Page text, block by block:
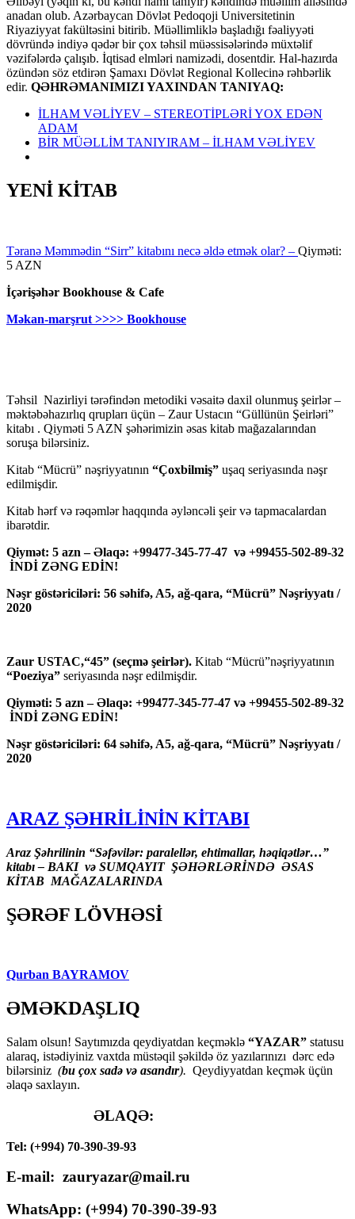
anadan olub. Azərbaycan Dövlət Pedoqoji Universitetinin
Riyaziyyat fakültəsini bitirib. Müəllimliklə başladığı fəaliyyəti
dövründə indiyə qədər bir çox təhsil müəssisələrində müxtəlif
vəzifələrdə çalışıb. İqtisad elmləri namizədi, dosentdir. Hal-hazırda
özündən söz etdirən Şamaxı Dövlət Regional Kollecinə rəhbərlik
edir. QƏHRƏMANIMIZI YAXINDAN TANIYAQ:
İLHAM VƏLİYEV – STEREOTİPLƏRİ YOX EDƏN
ADAM
BİR MÜƏLLİM TANIYIRAM – İLHAM VƏLİYEV
YENİ KİTAB
Təranə Məmmədin “Sirr” kitabını necə əldə etmək olar? – Qiyməti:
5 AZN
İçərişəhər Bookhouse & Cafe
Məkan-marşrut >>>> Bookhouse
Təhsil Nazirliyi tərəfindən metodiki vəsaitə daxil olunmuş şeirlər –
məktəbəhazırlıq qrupları üçün – Zaur Ustacın “Güllünün Şeirləri”
kitabı . Qiyməti 5 AZN şəhərimizin əsas kitab mağazalarından
soruşa bilərsiniz.
Kitab “Mücrü” nəşriyyatının “Çoxbilmiş” uşaq seriyasında nəşr
edilmişdir.
Kitab hərf və rəqəmlər haqqında əyləncəli şeir və tapmacalardan
ibarətdir.
Qiymət: 5 azn – Əlaqə: +99477-345-77-47 və +99455-502-89-32
İNDİ ZƏNG EDİN!
Nəşr göstəriciləri: 56 səhifə, A5, ağ-qara, “Mücrü” Nəşriyyatı /
2020
Zaur USTAC,“45” (seçmə şeirlər). Kitab “Mücrü”nəşriyyatının
“Poeziya” seriyasında nəşr edilmişdir.
Qiyməti: 5 azn – Əlaqə: +99477-345-77-47 və +99455-502-89-32
İNDİ ZƏNG EDİN!
Nəşr göstəriciləri: 64 səhifə, A5, ağ-qara, “Mücrü” Nəşriyyatı /
2020
ARAZ ŞƏHRİLİNİN KİTABI
Araz Şəhrilinin “Səfəvilər: paralellər, ehtimallar, həqiqətlər…”
kitabı – BAKI və SUMQAYIT ŞƏHƏRLƏRİNDƏ ƏSAS
KİTAB MAĞAZALARINDA
ŞƏRƏF LÖVHƏSİ
Qurban BAYRAMOV
ƏMƏKDAŞLIQ
Salam olsun! Saytımızda qeydiyatdan keçməklə “YAZAR” statusu
alaraq, istədiyiniz vaxtda müstəqil şəkildə öz yazılarınızı dərc edə
bilərsiniz (bu çox sadə və asandır). Qeydiyyatdan keçmək üçün
əlaqə saxlayın.
ƏLAQƏ:
Tel: (+994) 70-390-39-93
E-mail: zauryazar@mail.ru
WhatsApp: (+994) 70-390-39-93